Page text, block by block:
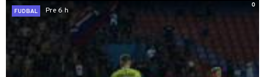
0
FUDBAL
Pre 6 h